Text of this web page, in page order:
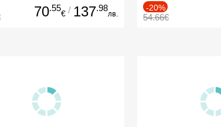
70.55
€ / 137.98
лв.
-20%
54.66€